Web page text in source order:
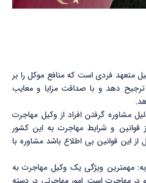
متعهد فردی است که منافع موکل را بر
دهد و با صداقت مزایا و معایب
مشاوره گرفتن افراد از وکیل مهاجرت
قوانین و شرایط مهاجرت به این کشور
این قوانین بی اطلاع باشد مشاوره با
مهمترین ویژگی یک وکیل مهاجرت به